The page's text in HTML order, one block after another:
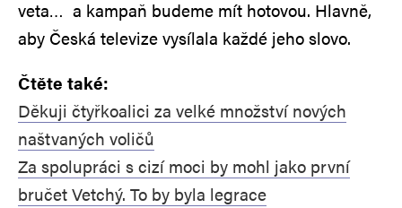
veta… a kampaň budeme mít hotovou. Hlavně,
aby Česká televize vysílala každé jeho slovo.
Čtěte také:
Děkuji čtyřkoalici za velké množství nových
naštvaných voličů
Za spolupráci s cizí moci by mohl jako první
bručet Vetchý. To by byla legrace